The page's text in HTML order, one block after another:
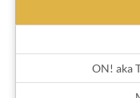
ON! aka